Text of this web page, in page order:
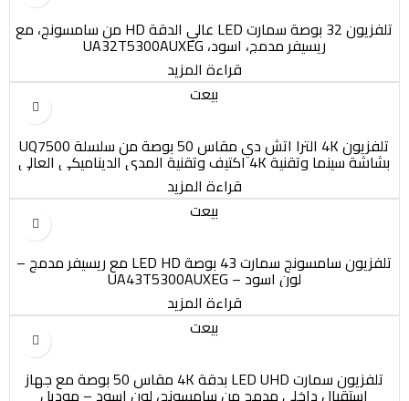
تلفزيون 32 بوصة سمارت LED عالي الدقة HD من سامسونج، مع
ريسيفر مدمج، اسود، UA32T5300AUXEG
قراءة المزيد
بيعت
تلفزيون 4K الترا اتش دي مقاس 50 بوصة من سلسلة UQ7500
بشاشة سينما وتقنية 4K اكتيف وتقنية المدى الديناميكي العالي
HDR وويب او اس والذكاء الاصطناعي ثينكيو 50UQ75006LG جديد
2022 من ال جي
قراءة المزيد
بيعت
تلفزيون سامسونج سمارت 43 بوصة LED HD مع ريسيفر مدمج –
لون اسود – UA43T5300AUXEG
قراءة المزيد
بيعت
تلفزيون سمارت LED UHD بدقة 4K مقاس 50 بوصة مع جهاز
استقبال داخلي مدمج من سامسونج، لون اسود – موديل